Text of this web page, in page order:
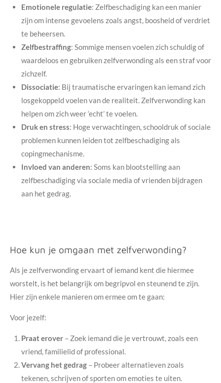
Emotionele regulatie: Zelfbeschadiging kan een manier
zijn om intense gevoelens zoals angst, boosheid of verdriet
te beheersen.
Zelfbestraffing: Sommige mensen voelen zich schuldig of
waardeloos en gebruiken zelfverwonding als een straf voor
zichzelf.
Dissociatie: Bij traumatische ervaringen kan iemand zich
losgekoppeld voelen van de realiteit. Zelfverwonding kan
helpen om zich weer ‘echt’ te voelen.
Druk en stress: Hoge verwachtingen, schooldruk of sociale
problemen kunnen leiden tot zelfbeschadiging als
copingmechanisme.
Invloed van anderen: Soms kan blootstelling aan
zelfbeschadiging via sociale media of vrienden bijdragen
aan het gedrag.
Hoe kun je omgaan met zelfverwonding?
Als je zelfverwonding ervaart of iemand kent die hiermee
worstelt, is het belangrijk om begripvol en steunend te zijn.
Hier zijn enkele manieren om ermee om te gaan:
Voor jezelf:
Praat erover– Zoek iemand die je vertrouwt, zoals een
vriend, familielid of professional.
Vervang het gedrag– Probeer alternatieven zoals
tekenen, schrijven of sporten om emoties te uiten.